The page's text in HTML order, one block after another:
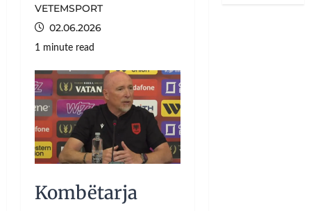
VETEMSPORT
02.06.2026
1 minute read
Kombëtarja